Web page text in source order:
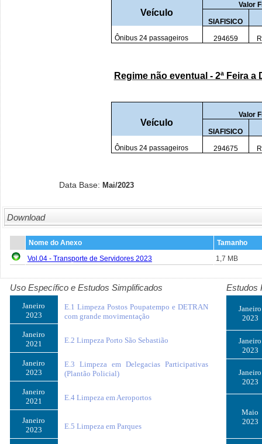
Veículo
Valor
SIAFISICO
Ônibus 24 passageiros
294659
Regime não eventual - 2ª Feira a
Veículo
Valor
SIAFISICO
Ônibus 24 passageiros
294675
Data Base: Mai/2023
Download
Nome do Anexo
Tamanho
Vol.04 - Transporte de Servidores 2023
1,7 MB
Uso Específico e Estudos Simplificados Estudos
Janeiro
2023
E.1 Limpeza Postos Poupatempo e DETRAN
com grande movimentação
Janeiro
2021
E.2 Limpeza Porto São Sebastião
Janeiro
2023
E.3 Limpeza em Delegacias Participativas
(Plantão Policial)
Janeiro
2021
E.4 Limpeza em Aeroportos
Janeiro
2023
E.5 Limpeza em Parques
Janeiro
2023
Janeiro
2023
Janeiro
2023
Maio
2023